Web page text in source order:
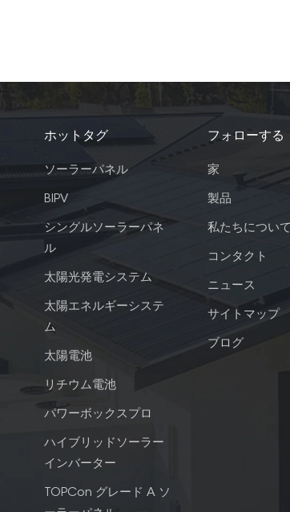
ホットタグ
ソーラーパネル
BIPV
シングルソーラーパネ
ル
太陽光発電システム
太陽エネルギーシステ
ム
太陽電池
リチウム電池
パワーボックスプロ
ハイブリッドソーラー
インバーター
TOPCon グレード A ソ
フォローする
家
製品
私たちについて
コンタクト
ニュース
サイトマップ
ブログ